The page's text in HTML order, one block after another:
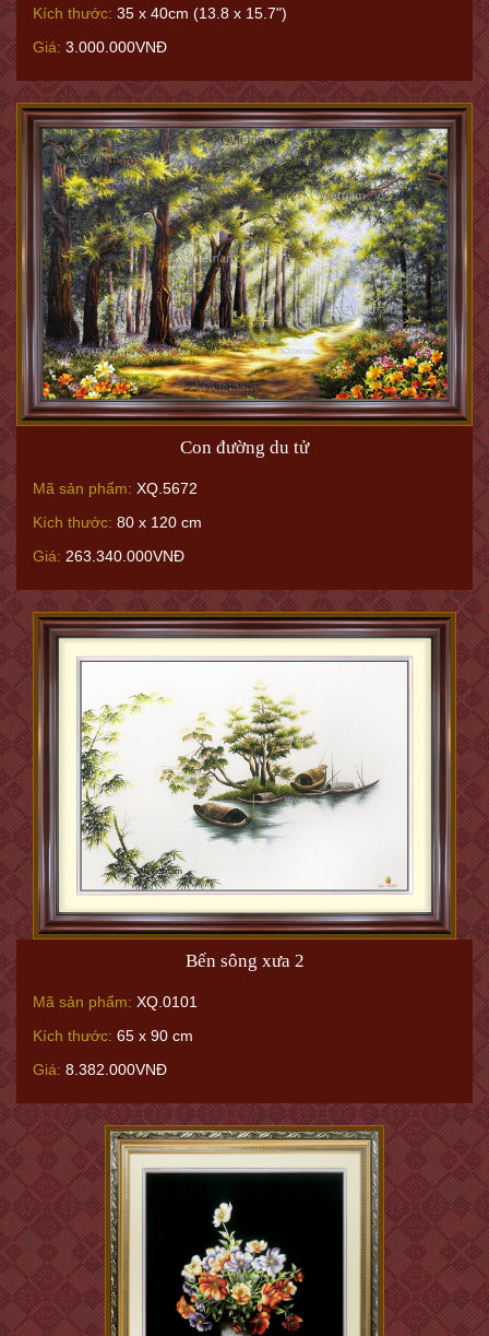
Kích thước: 35 x 40cm (13.8 x 15.7")
Giá: 3.000.000VNĐ
Con đường du tử
Mã sản phẩm: XQ.5672
Kích thước: 80 x 120 cm
Giá: 263.340.000VNĐ
Bến sông xưa 2
Mã sản phẩm: XQ.0101
Kích thước: 65 x 90 cm
Giá: 8.382.000VNĐ